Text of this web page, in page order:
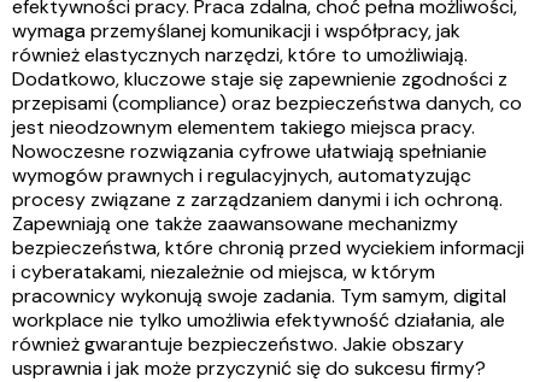
efektywności pracy. Praca zdalna, choć pełna możliwości,
wymaga przemyślanej komunikacji i współpracy, jak
również elastycznych narzędzi, które to umożliwiają.
Dodatkowo, kluczowe staje się zapewnienie zgodności z
przepisami (compliance) oraz bezpieczeństwa danych, co
jest nieodzownym elementem takiego miejsca pracy.
Nowoczesne rozwiązania cyfrowe ułatwiają spełnianie
wymogów prawnych i regulacyjnych, automatyzując
procesy związane z zarządzaniem danymi i ich ochroną.
Zapewniają one także zaawansowane mechanizmy
bezpieczeństwa, które chronią przed wyciekiem informacji
i cyberatakami, niezależnie od miejsca, w którym
pracownicy wykonują swoje zadania. Tym samym, digital
workplace nie tylko umożliwia efektywność działania, ale
również gwarantuje bezpieczeństwo. Jakie obszary
usprawnia i jak może przyczynić się do sukcesu firmy?